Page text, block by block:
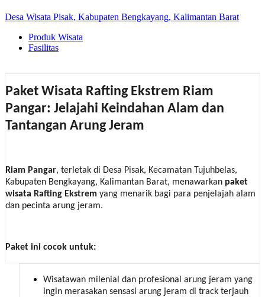
Desa Wisata Pisak, Kabupaten Bengkayang, Kalimantan Barat
Produk Wisata
Fasilitas
Paket Wisata Rafting Ekstrem Riam
Pangar: Jelajahi Keindahan Alam dan
Tantangan Arung Jeram
Riam Pangar, terletak di Desa Pisak, Kecamatan Tujuhbelas,
Kabupaten Bengkayang, Kalimantan Barat, menawarkan paket
wisata Rafting Ekstrem yang menarik bagi para penjelajah alam
dan pecinta arung jeram.
Paket ini cocok untuk:
Wisatawan milenial dan profesional arung jeram yang
ingin merasakan sensasi arung jeram di track terjauh